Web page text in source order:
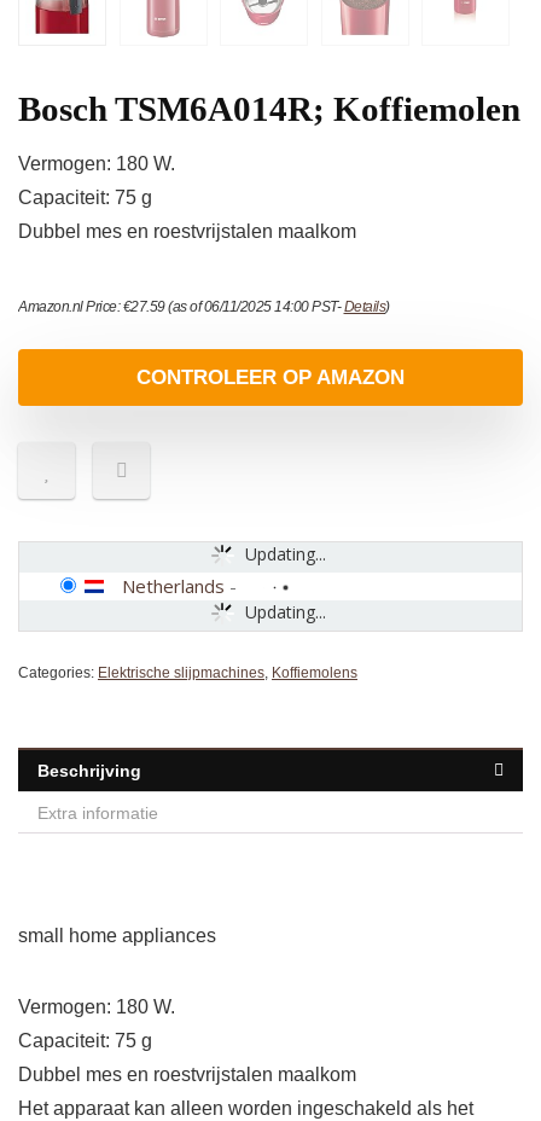
Bosch TSM6A014R; Koffiemolen
Vermogen: 180 W.
Capaciteit: 75 g
Dubbel mes en roestvrijstalen maalkom
Amazon.nl Price:€27.59(as of 06/11/2025 14:00 PST-Details)
CONTROLEER OP AMAZON
Updating...
Updating...
Netherlands -
Categories: Elektrische slijpmachines, Koffiemolens
Beschrijving
Extra informatie
small home appliances
Vermogen: 180 W.
Capaciteit: 75 g
Dubbel mes en roestvrijstalen maalkom
Het apparaat kan alleen worden ingeschakeld als het